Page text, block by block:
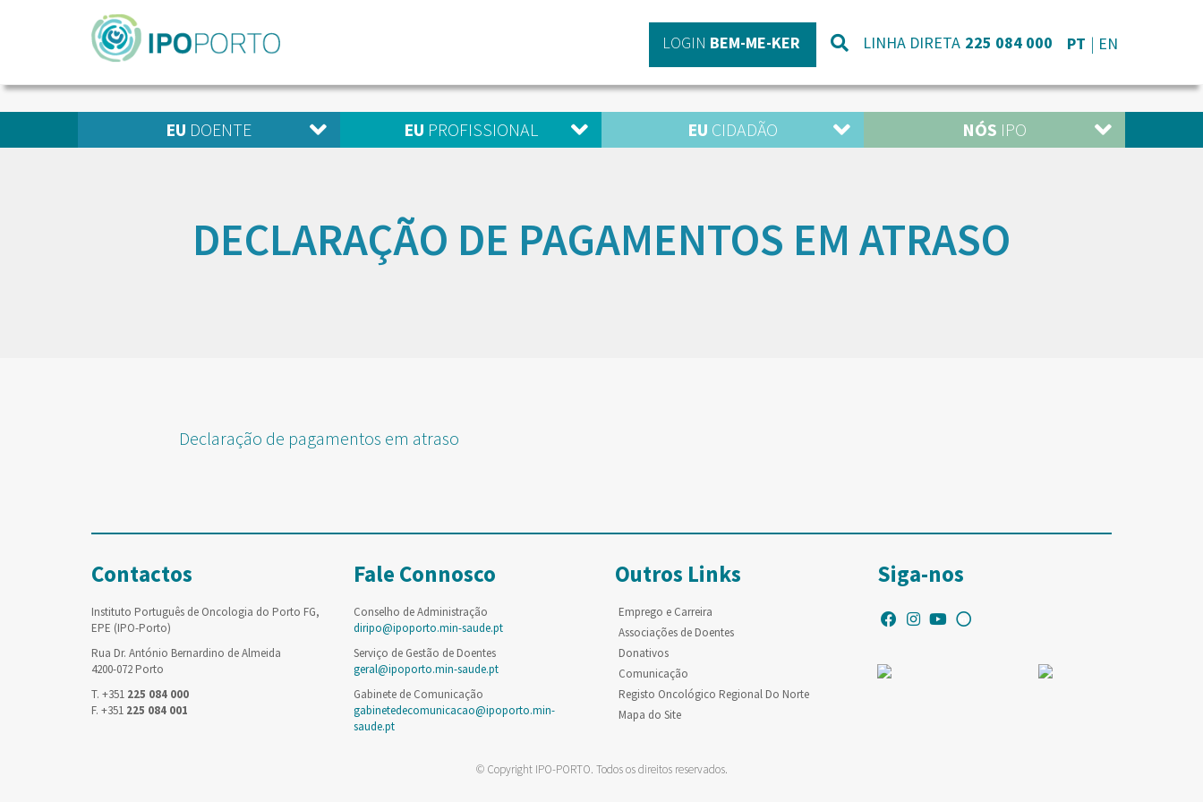
LOGIN BEM-ME-KER LINHA DIRETA 225 084 000 PT EN
EU DOENTE EU PROFISSIONAL EU CIDADÃO NÓS IPO
DECLARAÇÃO DE PAGAMENTOS EM ATRASO
Declaração de pagamentos em atraso
Contactos
Instituto Português de Oncologia do Porto FG,
EPE (IPO-Porto)
Rua Dr. António Bernardino de Almeida
4200-072 Porto
T. +351 225 084 000
F. +351 225 084 001
Fale Connosco
Conselho de Administração
diripo@ipoporto.min-saude.pt
Serviço de Gestão de Doentes
geral@ipoporto.min-saude.pt
Gabinete de Comunicação
gabinetedecomunicacao@ipoporto.min-
saude.pt
Outros Links
Emprego e Carreira
Associações de Doentes
Donativos
Comunicação
Registo Oncológico Regional Do Norte
Mapa do Site
Siga-nos
© Copyright IPO-PORTO. Todos os direitos reservados.